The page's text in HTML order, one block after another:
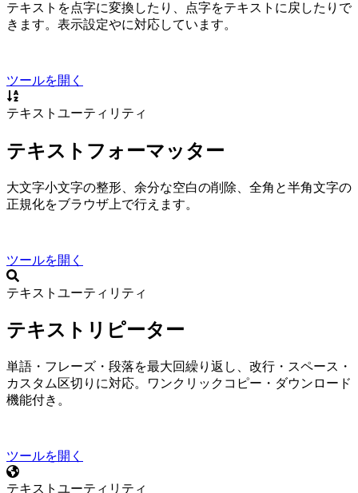
テキストを点字に変換したり、点字をテキストに戻したりで
きます。表示設定や Grade 1 / Grade 2 に対応しています。
ツールを開く
テキストユーティリティ
テキストフォーマッター
大文字小文字の整形、余分な空白の削除、全角と半角文字の
正規化をブラウザ上で行えます。
ツールを開く
テキストユーティリティ
テキストリピーター
単語・フレーズ・段落を最大10,000回繰り返し、改行・スペース・
カスタム区切りに対応。ワンクリックコピー・.txtダウンロード
機能付き。
ツールを開く
テキストユーティリティ